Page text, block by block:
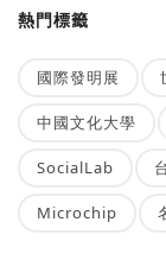
熱門標籤
國際發明展
中國文化大學
SocialLab
Microchip